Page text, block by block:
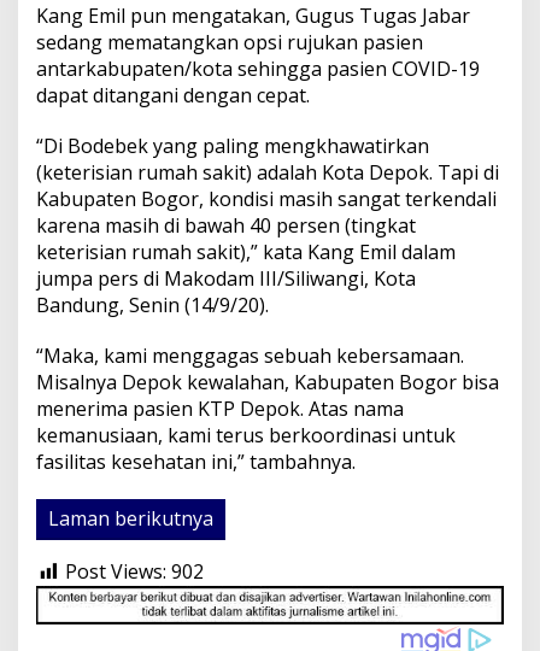
Kang Emil pun mengatakan, Gugus Tugas Jabar
sedang mematangkan opsi rujukan pasien
antarkabupaten/kota sehingga pasien COVID-19
dapat ditangani dengan cepat.
“Di Bodebek yang paling mengkhawatirkan
(keterisian rumah sakit) adalah Kota Depok. Tapi di
Kabupaten Bogor, kondisi masih sangat terkendali
karena masih di bawah 40 persen (tingkat
keterisian rumah sakit),” kata Kang Emil dalam
jumpa pers di Makodam III/Siliwangi, Kota
Bandung, Senin (14/9/20).
“Maka, kami menggagas sebuah kebersamaan.
Misalnya Depok kewalahan, Kabupaten Bogor bisa
menerima pasien KTP Depok. Atas nama
kemanusiaan, kami terus berkoordinasi untuk
fasilitas kesehatan ini,” tambahnya.
Laman berikutnya
Post Views: 902